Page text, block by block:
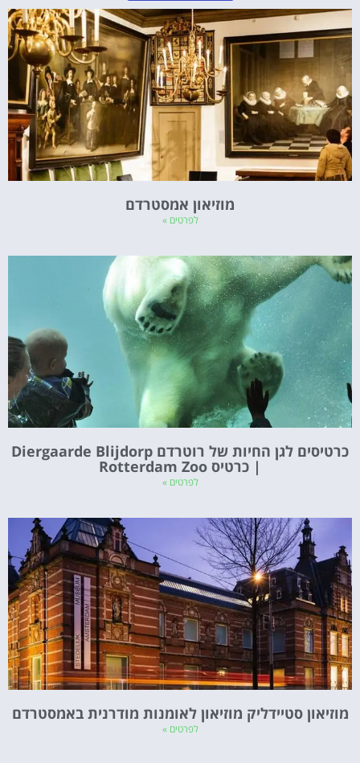
מוזיאון אמסטרדם
לפרטים »
כרטיסים לגן החיות של רוטרדם Diergaarde Blijdorp
| כרטיס Rotterdam Zoo
לפרטים »
מוזיאון סטיידליק מוזיאון לאומנות מודרנית באמסטרדם
לפרטים »